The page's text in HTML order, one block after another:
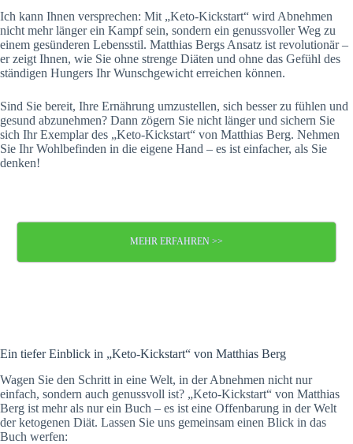
Ich kann Ihnen versprechen: Mit „Keto-Kickstart“ wird Abnehmen
nicht mehr länger ein Kampf sein, sondern ein genussvoller Weg zu
einem gesünderen Lebensstil. Matthias Bergs Ansatz ist revolutionär –
er zeigt Ihnen, wie Sie ohne strenge Diäten und ohne das Gefühl des
ständigen Hungers Ihr Wunschgewicht erreichen können.
Sind Sie bereit, Ihre Ernährung umzustellen, sich besser zu fühlen und
gesund abzunehmen? Dann zögern Sie nicht länger und sichern Sie
sich Ihr Exemplar des „Keto-Kickstart“ von Matthias Berg. Nehmen
Sie Ihr Wohlbefinden in die eigene Hand – es ist einfacher, als Sie
denken!
MEHR ERFAHREN >>
Ein tiefer Einblick in „Keto-Kickstart“ von Matthias Berg
Wagen Sie den Schritt in eine Welt, in der Abnehmen nicht nur
einfach, sondern auch genussvoll ist? „Keto-Kickstart“ von Matthias
Berg ist mehr als nur ein Buch – es ist eine Offenbarung in der Welt
der ketogenen Diät. Lassen Sie uns gemeinsam einen Blick in das
Buch werfen: